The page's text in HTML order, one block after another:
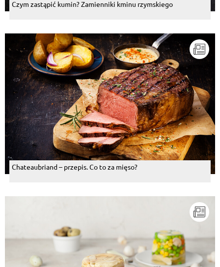
Czym zastąpić kumin? Zamienniki kminu rzymskiego
Chateaubriand – przepis. Co to za mięso?